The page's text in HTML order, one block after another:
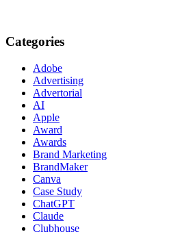
Categories
Adobe
Advertising
Advertorial
AI
Apple
Award
Awards
Brand Marketing
BrandMaker
Canva
Case Study
ChatGPT
Claude
Clubhouse